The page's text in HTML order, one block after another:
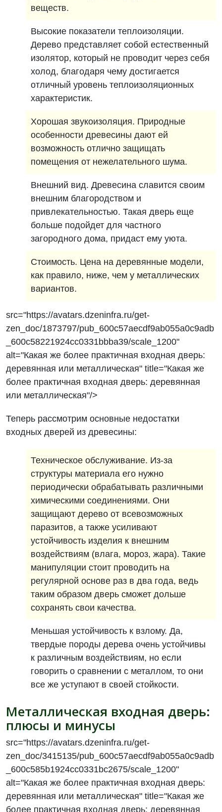
веществ.
Высокие показатели теплоизоляции.
Дерево представляет собой естественный
изолятор, который не проводит через себя
холод, благодаря чему достигается
отличный уровень теплоизоляционных
характеристик.
Хорошая звукоизоляция. Природные
особенности древесины дают ей
возможность отлично защищать
помещения от нежелательного шума.
Внешний вид. Древесина славится своим
внешним благородством и
привлекательностью. Такая дверь еще
больше подойдет для частного
загородного дома, придаст ему уюта.
Стоимость. Цена на деревянные модели,
как правило, ниже, чем у металлических
вариантов.
src="https://avatars.dzeninfra.ru/get-
zen_doc/1873797/pub_600c57aecdf9ab055a0c9adb
_600c58221924cc0331bbba39/scale_1200"
alt="Какая же более практичная входная дверь:
деревянная или металлическая" title="Какая же
более практичная входная дверь: деревянная
или металлическая"/>
Теперь рассмотрим основные недостатки
входных дверей из древесины:
Техническое обслуживание. Из-за
структуры материала его нужно
периодически обрабатывать различными
химическими соединениями. Они
защищают дерево от всевозможных
паразитов, а также усиливают
устойчивость изделия к внешним
воздействиям (влага, мороз, жара). Такие
манипуляции стоит проводить на
регулярной основе раз в два года, ведь
таким образом дверь сможет дольше
сохранять свои качества.
Меньшая устойчивость к взлому. Да,
твердые породы дерева очень устойчивы
к различным воздействиям, но если
говорить о сравнении с металлом, то они
все же уступают в своей стойкости.
Металлическая входная дверь:
плюсы и минусы
src="https://avatars.dzeninfra.ru/get-
zen_doc/3415135/pub_600c57aecdf9ab055a0c9adb
_600c585b1924cc0331bc2675/scale_1200"
alt="Какая же более практичная входная дверь:
деревянная или металлическая" title="Какая же
более практичная входная дверь: деревянная